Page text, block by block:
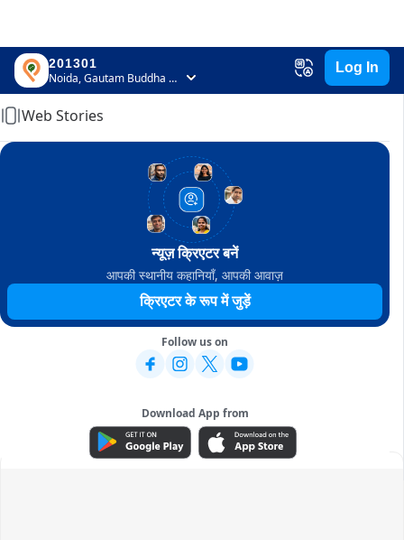
201301
Noida, Gautam Buddha Nagar, Uttar Pradesh
Log In
Home
Web Stories
न्यूज़ क्रिएटर बनें
आपकी स्थानीय कहानियाँ, आपकी आवाज़
क्रिएटर के रूप में जुड़ें
Follow us on
Download App from
ADVERTISEMENT